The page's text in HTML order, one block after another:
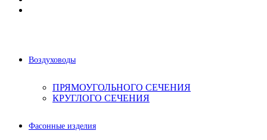
Воздуховоды
ПРЯМОУГОЛЬНОГО СЕЧЕНИЯ
КРУГЛОГО СЕЧЕНИЯ
Фасонные изделия